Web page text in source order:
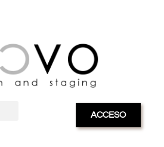
ACCESO